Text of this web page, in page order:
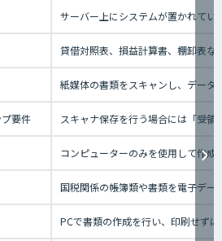
サーバー上にシステムが置かれて
貸借対照表、損益計算書、棚卸表な
紙媒体の書類をスキャンし、デー
要件 スキャナ保存を行う場合には「受
コンピューターのみを使用して作
国税関係の帳簿類や書類を電子デー
PCで書類の作成を行い、印刷せず